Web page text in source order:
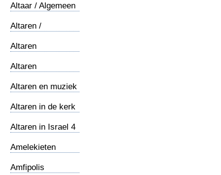
Altaar / Algemeen
Altaren /
Altaren
Altaren
Altaren en muziek
Altaren in de kerk
Altaren in Israel 4
Amelekieten
Amfipolis